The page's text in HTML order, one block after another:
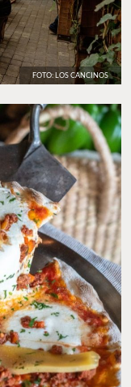
FOTO: LOS CANCINOS